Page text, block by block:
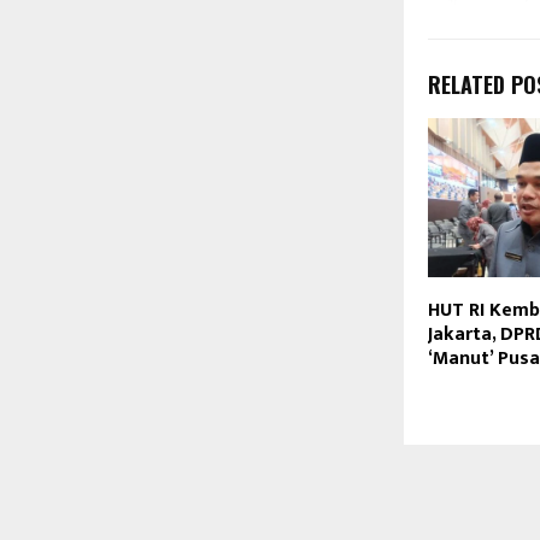
RELATED
HUT RI
Jakarta,
‘Manut’